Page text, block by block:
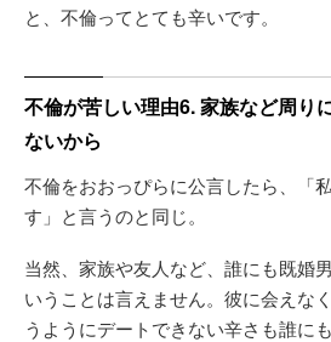
と、不倫ってとても辛いです。
不倫が苦しい理由6. 家族など周り
ないから
不倫をおおっぴらに公言したら、「
す」と言うのと同じ。
当然、家族や友人など、誰にも既婚
いうことは言えません。彼に会えな
うようにデートできない辛さも誰に